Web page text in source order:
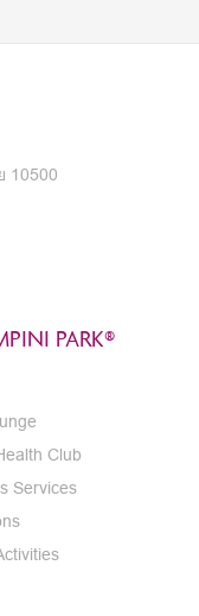
10500
PARK®
Club
Services